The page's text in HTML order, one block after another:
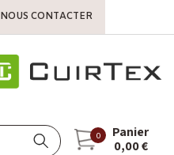
NOUS CONTACTER
0
Panier
0,00 €